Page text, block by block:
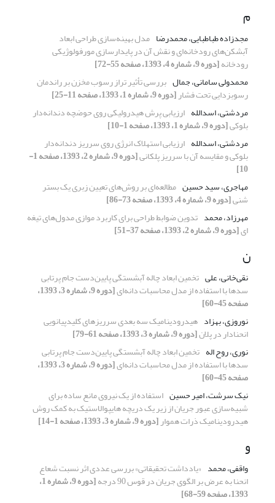
م
مجدزاده طباطبایی، محمدرضا مدل بهینه‌‌سازی طراحی ابعاد
آبشکن‌های رودخانه‌ای و نقش آن در پایدارسازی مورفولوژیکی
رودخانه[دوره 9، شماره 4، 1393، صفحه 55-72]
محمدولی سامانی، جمال بررسی تأثیر تراز رسوب مخزن بر راندمان
رسوبزدایی تحت فشار[دوره 9، شماره 1، 1393، صفحه 11-25]
مردشتی، اسدالله ارزیابی پرش هیدرولیکی روی حوضچه دندانه‌دار
بلوکی[دوره 9، شماره 1، 1393، صفحه 1-10]
مردشتی، اسدالله ارزیابی استهلاک انرژی روی سرریز دندانه‌دار
بلوکی و مقایسه آن با سرریز پلکانی [دوره 9، شماره 2، 1393، صفحه 1-
10]
مهاجری، سید حسین مطالعه‌ای بر روش‌های تعیین زبری یک بستر
شنی[دوره 9، شماره 4، 1393، صفحه 73-86]
مهرزاد، محمد تدوین ضوابط طراحی برای کاربرد موازی مدول‌های تیغه‏
ای[دوره 9، شماره 2، 1393، صفحه 37-51]
ن
نقی‌خانی، علی تخمین ابعاد چاله آبشستگی پایین‌دست جام پرتابی
سدها با استفاده از مدل محاسبات دانه‌ای [دوره 9، شماره 3، 1393،
صفحه 45-60]
نوروزی، بهزاد هیدرودینامیک سه بعدی سرریزهای کلیدپیانویی
انحنادار در پلان[دوره 9، شماره 3، 1393، صفحه 61-79]
نوری، روح اله تخمین ابعاد چاله آبشستگی پایین‌دست جام پرتابی
سدها با استفاده از مدل محاسبات دانه‌ای [دوره 9، شماره 3، 1393،
صفحه 45-60]
نیک سرشت، امیر حسین استفاده از یک نیروی مانع ساده برای
شبیه‌سازی عبور جریان از زیر یک دریچه هایپوالاستیک به کمک روش
هیدرودینامیک ذرات هموار[دوره 9، شماره 3، 1393، صفحه 1-14]
و
واقفی، محمد «یادداشت تحقیقاتی» بررسی عددی اثر نسبت شعاع
انحنا به عرض بر الگوی جریان در قوس 90 درجه [دوره 9، شماره 1،
1393، صفحه 59-68]